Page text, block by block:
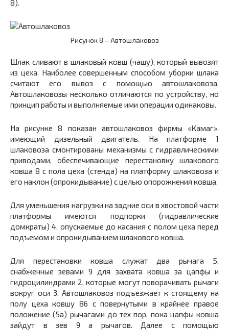
8).
Рисунок 8 – Автошлаковоз
Шлак сливают в шлаковый ковш (чашу), который вывозят
из цеха. Наиболее совершенным способом уборки шлака
считают его вывоз с помощью автошлаковоза.
Автошлаковозы несколько отличаются по устройству, но
принцип работы и выполняемые ими операции одинаковы.
На рисунке 8 показан автошлаковоз фирмы «Камаг»,
имеющий дизельный двигатель. На платформе 1
шлаковоза смонтированы механизмы с гидравлическими
приводами, обеспечивающие перестановку шлакового
ковша8с пола цеха (стенда) на платформу шлаковоза и
его наклон (опрокидывание) с целью опорожнения ковша.
Для уменьшения нагрузки на задние оси в хвостовой части
платформы имеются подпорки (гидравлические
домкраты)4, опускаемые до касания с полом цеха перед
подъемом и опрокидыванием шлакового ковша.
Для перестановки ковша служат два рычага 5,
снабженные зевами9 для захвата ковша за цапфы и
гидроцилиндрами 2,которые могут поворачивать рычаги
вокруг оси 3. Автошлаковоз подъезжает к стоящему на
полу цеха ковшу 86 сповернутыми в крайнее правое
положение(5а) рычагами до тех пор, пока цапфы ковша
зайдут в зев 9 а рычагов. Далее с помощью